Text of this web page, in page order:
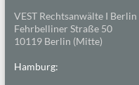
VEST Rechtsanwälte I Berlin
Fehrbelliner Straße 50
10119 Berlin (Mitte)
Hamburg: